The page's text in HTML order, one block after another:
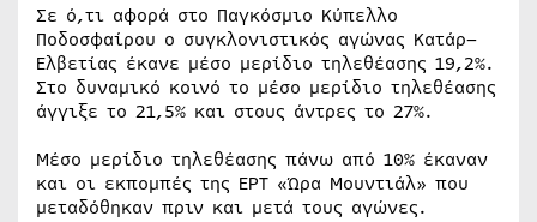
Σε ό,τι αφορά στο Παγκόσμιο Κύπελλο
Ποδοσφαίρου ο συγκλονιστικός αγώνας Κατάρ–
Ελβετίας έκανε μέσο μερίδιο τηλεθέασης 19,2%.
Στο δυναμικό κοινό το μέσο μερίδιο τηλεθέασης
άγγιξε το 21,5% και στους άντρες το 27%.
Μέσο μερίδιο τηλεθέασης πάνω από 10% έκαναν
και οι εκπομπές της ΕΡΤ «Ώρα Μουντιάλ» που
μεταδόθηκαν πριν και μετά τους αγώνες.